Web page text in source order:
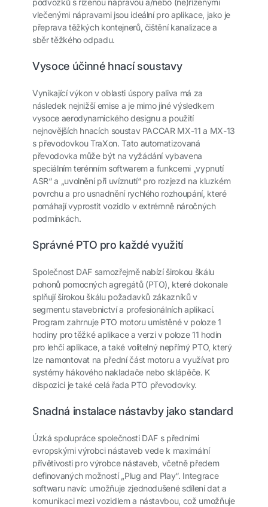
podvozků s řízenou nápravou a/nebo (ne)řízenými
vlečenými nápravami jsou ideální pro aplikace, jako je
přeprava těžkých kontejnerů, čištění kanalizace a
sběr těžkého odpadu.
Vysoce účinné hnací soustavy
Vynikající výkon v oblasti úspory paliva má za
následek nejnižší emise a je mimo jiné výsledkem
vysoce aerodynamického designu a použití
nejnovějších hnacích soustav PACCAR MX-11 a MX-13
s převodovkou TraXon. Tato automatizovaná
převodovka může být na vyžádání vybavena
speciálním terénním softwarem a funkcemi „vypnutí
ASR“ a „uvolnění při uvíznutí“ pro rozjezd na kluzkém
povrchu a pro usnadnění rychlého rozhoupání, které
pomáhají vyprostit vozidlo v extrémně náročných
podmínkách.
Správné PTO pro každé využití
Společnost DAF samozřejmě nabízí širokou škálu
pohonů pomocných agregátů (PTO), které dokonale
splňují širokou škálu požadavků zákazníků v
segmentu stavebnictví a profesionálních aplikací.
Program zahrnuje PTO motoru umístěné v poloze 1
hodiny pro těžké aplikace a verzi v poloze 11 hodin
pro lehčí aplikace, a také volitelný nepřímý PTO, který
lze namontovat na přední část motoru a využívat pro
systémy hákového nakladače nebo sklápěče. K
dispozici je také celá řada PTO převodovky.
Snadná instalace nástavby jako standard
Úzká spolupráce společnosti DAF s předními
evropskými výrobci nástaveb vede k maximální
přívětivosti pro výrobce nástaveb, včetně předem
definovaných možností „Plug and Play“. Integrace
softwaru navíc umožňuje zjednodušené sdílení dat a
komunikaci mezi vozidlem a nástavbou, což umožňuje